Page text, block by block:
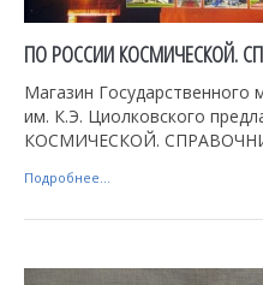
ПО РОССИИ КОСМИЧЕСКОЙ.
Магазин Государственного
им. К.Э. Циолковского
КОСМИЧЕСКОЙ.
Подробнее...